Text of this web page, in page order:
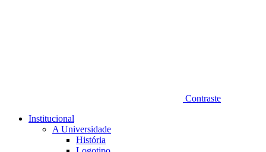
Contraste
Institucional
A Universidade
História